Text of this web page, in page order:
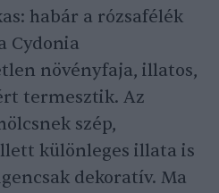
habár a rózsafélék
Cydonia
növényfaja, illatos,
termesztik. Az
szép,
különleges illata is
dekoratív. Ma